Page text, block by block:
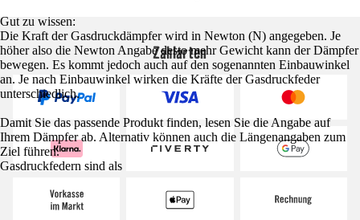
Gut zu wissen:
Die Kraft der Gasdruckdämpfer wird in Newton (N) angegeben. Je
höher also die Newton Angabe desto mehr Gewicht kann der Dämpfer
bewegen. Es kommt jedoch auch auf den sogenannten Einbauwinkel
an. Je nach Einbauwinkel wirken die Kräfte der Gasdruckfeder
unterschiedlich.
Damit Sie das passende Produkt finden, lesen Sie die Angabe auf
Ihrem Dämpfer ab. Alternativ können auch die Längenangaben zum
Ziel führen.
Gasdruckfedern sind als
Zahlarten